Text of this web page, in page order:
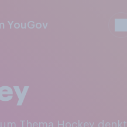
YouGov
Thema Hockey denkt